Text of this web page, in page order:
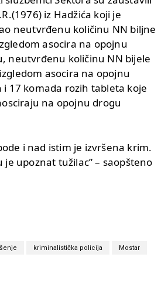
iz Hadžića koji je
neutvrđenu količinu NN biljne
asocira na opojnu
neutvrđenu količinu NN bijele
asocira na opojnu
17 komada rozih tableta koje
na opojnu drogu
i nad istim je izvršena krim.
je upoznat tužilac” – saopšteno
kriminalistička policija Mostar